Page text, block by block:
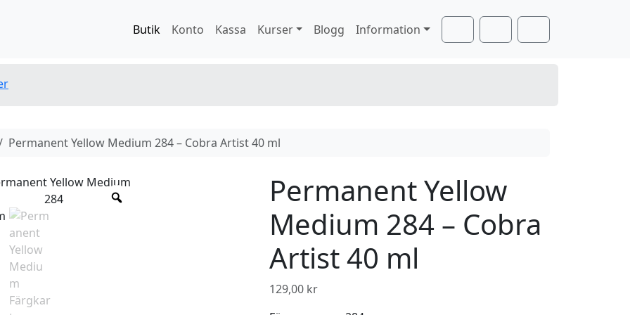
Butik
Konto Kassa Kurser Blogg
Information
SearchAccountCart
Permanent Yellow Medium 284 – Cobra Artist 40 ml
Permanent Yellow
Medium 284 – Cobra
Artist 40 ml
129,00 kr